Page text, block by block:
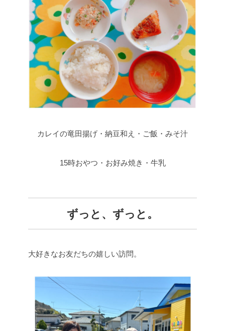
カレイの竜田揚げ・納豆和え・ご飯・みそ汁
15時おやつ・お好み焼き・牛乳
ずっと、ずっと。
大好きなお友だちの嬉しい訪問。